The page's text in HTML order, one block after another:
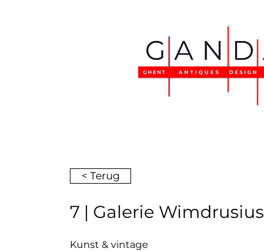
< Terug
7 | Galerie Wimdrusius
Kunst & vintage